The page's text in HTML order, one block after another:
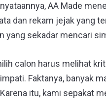
AA Made
dan rekam jejak yang
yang sekadar mencari
calon harus melihat
Faktanya, banyak
itu, kami sepakat